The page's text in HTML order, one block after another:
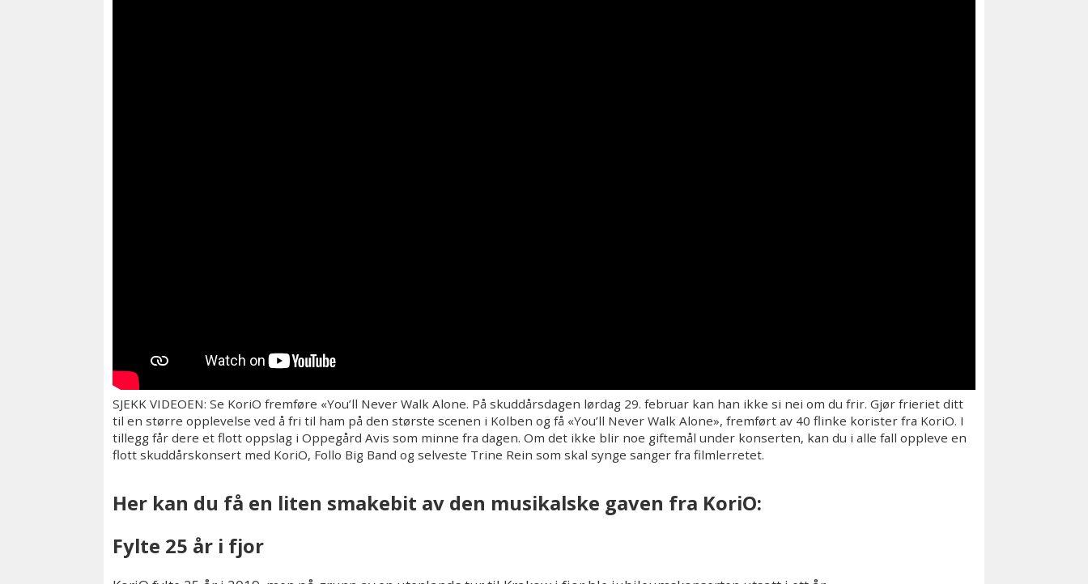
SJEKK VIDEOEN: Se KoriO fremføre «You’ll Never Walk Alone. På skuddårsdagen lørdag 29. februar kan han ikke si nei om du frir. Gjør frieriet ditt
til en større opplevelse ved å fri til ham på den største scenen i Kolben og få «You’ll Never Walk Alone», fremført av 40 flinke korister fra KoriO. I
tillegg får dere et flott oppslag i Oppegård Avis som minne fra dagen. Om det ikke blir noe giftemål under konserten, kan du i alle fall oppleve en
flott skuddårskonsert med KoriO, Follo Big Band og selveste Trine Rein som skal synge sanger fra filmlerretet.
Her kan du få en liten smakebit av den musikalske gaven fra KoriO:
Fylte 25 år i fjor